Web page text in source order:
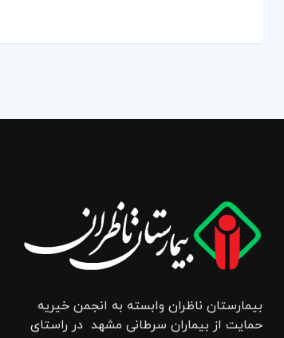
بیمارستان ناظران وابسته به انجمن خیریه
حمایت از بیماران سرطانی مشهد در راستای